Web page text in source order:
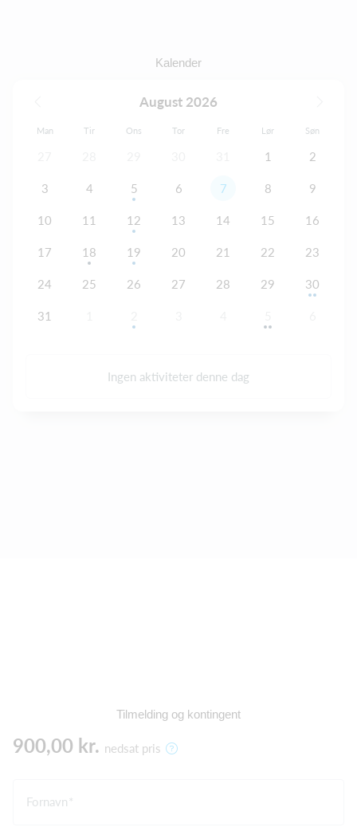
Kalender
August 2026
Man Tir Ons Tor Fre Lør Søn
1 2
3 4 5 6 7 8 9
10 11 12 13 14 15 16
17 18 19 20 21 22 23
24 25 26 27 28 29 30
31
Ingen aktiviteter denne dag
Tilmelding og kontingent
900,00 kr. nedsat pris
Fornavn